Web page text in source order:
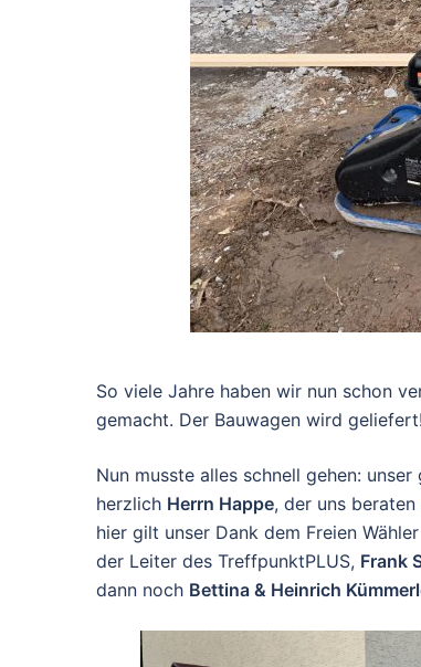
So viele Jahre haben wir nun schon
gemacht. Der Bauwagen wird
Nun musste alles schnell gehen:
herzlich Herrn Happe, der uns
hier gilt unser Dank dem Freien Wähler
der Leiter des TreffpunktPLUS, Frank
dann noch Bettina & Heinrich